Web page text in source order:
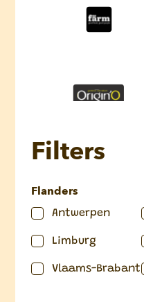
Filters
Flanders
Antwerpen
Limburg
Vlaams-Brabant